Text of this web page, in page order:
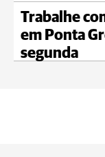
Trabalhe
em Ponta
segunda